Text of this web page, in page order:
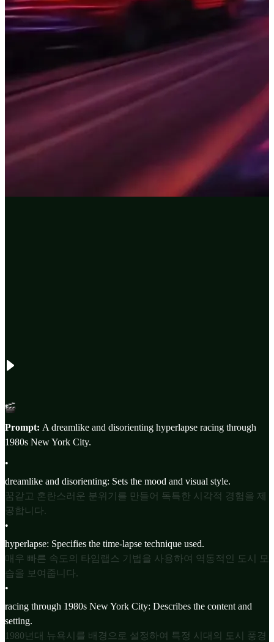
Prompt: A dreamlike and disorienting hyperlapse racing through
1980s New York City.
•
dreamlike and disorienting: Sets the mood and visual style.
꿈같고 혼란스러운 분위기를 만들어 독특한 시각적 경험을 제
공합니다.
•
hyperlapse: Specifies the time-lapse technique used.
매우 빠른 속도의 타임랩스 기법을 사용하여 역동적인 도시 모
습을 보여줍니다.
•
racing through 1980s New York City: Describes the content and
setting.
1980년대 뉴욕시를 배경으로 설정하여 특정 시대의 도시 풍경